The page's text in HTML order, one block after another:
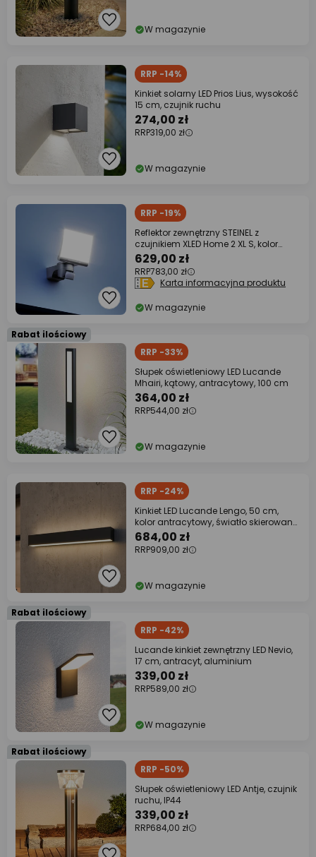
W magazynie
RRP -14%
Kinkiet solarny LED Prios Lius, wysokość
15 cm, czujnik ruchu
274,00 zł
RRP319,00 zł
W magazynie
RRP -19%
Reflektor zewnętrzny STEINEL z
czujnikiem XLED Home 2 XL S, kolor
grafitowy,
629,00 zł
RRP783,00 zł
Karta informacyjna produktu
W magazynie
Rabat ilościowy
RRP -33%
Słupek oświetleniowy LED Lucande
Mhairi, kątowy, antracytowy, 100 cm
364,00 zł
RRP544,00 zł
W magazynie
RRP -24%
Kinkiet LED Lucande Lengo, 50 cm,
kolor antracytowy, światło skierowane
w górę
684,00 zł
RRP909,00 zł
W magazynie
Rabat ilościowy
RRP -42%
Lucande kinkiet zewnętrzny LED Nevio,
17 cm, antracyt, aluminium
339,00 zł
RRP589,00 zł
W magazynie
Rabat ilościowy
RRP -50%
Słupek oświetleniowy LED Antje, czujnik
ruchu, IP44
339,00 zł
RRP684,00 zł